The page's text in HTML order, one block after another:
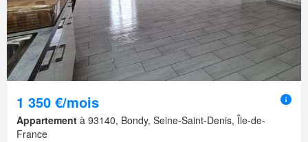
1 350 €/mois
Appartement à 93140, Bondy, Seine-Saint-Denis, Île-de-
France